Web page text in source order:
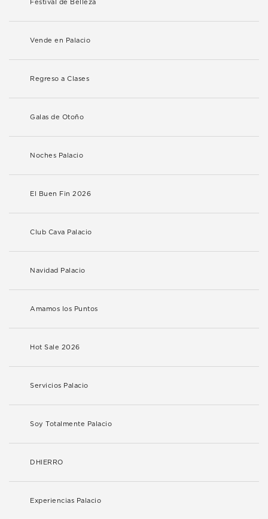
Festival de Belleza
Vende en Palacio
Regreso a Clases
Galas de Otoño
Noches Palacio
El Buen Fin 2026
Club Cava Palacio
Navidad Palacio
Amamos los Puntos
Hot Sale 2026
Servicios Palacio
Soy Totalmente Palacio
DHIERRO
Experiencias Palacio